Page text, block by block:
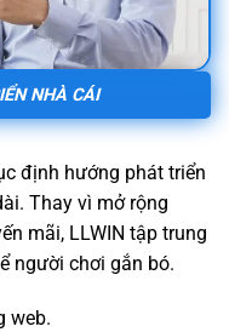
NHÀ CÁI
định hướng phát triển
Thay vì mở rộng
mãi, LLWIN tập trung
người chơi gắn bó.
web.